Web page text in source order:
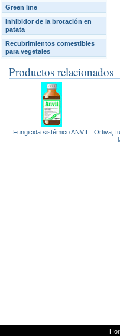
Green line
Inhibidor de la brotación en
patata
Recubrimientos comestibles
para vegetales
Productos relacionados
Fungicida sistémico ANVIL
Ortiva,